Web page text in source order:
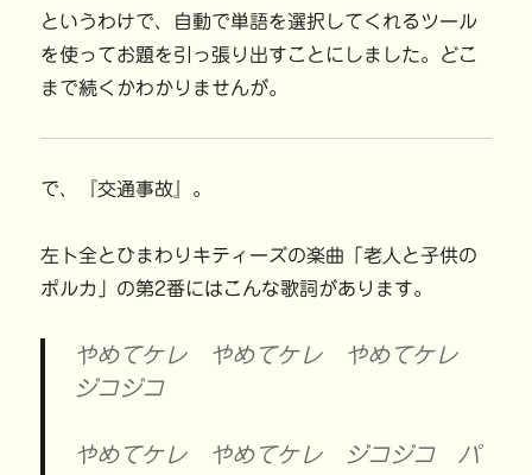
というわけで、自動で単語を選択してくれるツール
を使ってお題を引っ張り出すことにしました。どこ
まで続くかわかりませんが。
で、『交通事故』。
左卜全とひまわりキティーズの楽曲「老人と子供の
ポルカ」の第2番にはこんな歌詞があります。
やめてケレ やめてケレ やめてケレ
ジコジコ
やめてケレ やめてケレ ジコジコ パ